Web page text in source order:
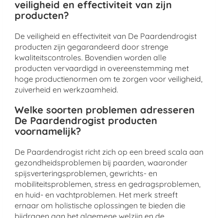
veiligheid en effectiviteit van zijn
producten?
De veiligheid en effectiviteit van De Paardendrogist
producten zijn gegarandeerd door strenge
kwaliteitscontroles. Bovendien worden alle
producten vervaardigd in overeenstemming met
hoge productienormen om te zorgen voor veiligheid,
zuiverheid en werkzaamheid.
Welke soorten problemen adresseren
De Paardendrogist producten
voornamelijk?
De Paardendrogist richt zich op een breed scala aan
gezondheidsproblemen bij paarden, waaronder
spijsverteringsproblemen, gewrichts- en
mobiliteitsproblemen, stress en gedragsproblemen,
en huid- en vachtproblemen. Het merk streeft
ernaar om holistische oplossingen te bieden die
bijdragen aan het algemene welzijn en de